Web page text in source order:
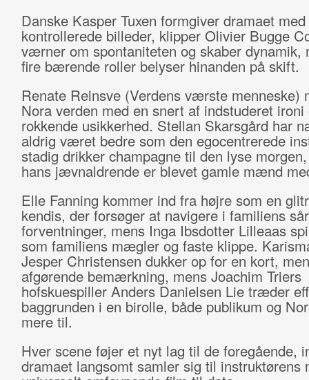
Danske Kasper Tuxen formgiver dramaet
kontrollerede billeder, klipper Olivier Bugge
værner om spontaniteten og skaber dynamik,
fire bærende roller belyser hinanden på skift.
Renate Reinsve (Verdens værste menneske)
Nora verden med en snert af indstuderet ironi
rokkende usikkerhed. Stellan Skarsgård har
aldrig været bedre som den egocentrerede
stadig drikker champagne til den lyse
hans jævnaldrende er blevet gamle mænd
Elle Fanning kommer ind fra højre som en
kendis, der forsøger at navigere i familiens
forventninger, mens Inga Ibsdotter Lilleaas
som familiens mægler og faste klippe.
Jesper Christensen dukker op for en kort, men
afgørende bemærkning, mens Joachim Triers
hofskuespiller Anders Danielsen Lie træder
baggrunden i en birolle, både publikum og
mere til.
Hver scene føjer et nyt lag til de foregående,
dramaet langsomt samler sig til instruktørens